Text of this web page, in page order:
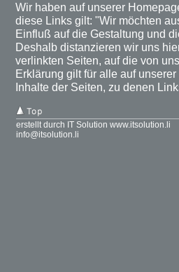
Wir haben auf unserer
diese Links gilt: "Wir möchten
Einfluß auf die Gestaltung und
Deshalb distanzieren wir uns
verlinkten Seiten, auf die von
Erklärung gilt für alle auf
Inhalte der Seiten, zu denen
erstellt durch IT Solution www.itsolution.li
info@itsolution.li